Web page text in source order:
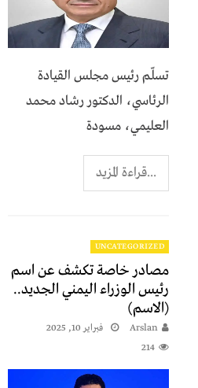
تسلّم رئيس مجلس القيادة
الرئاسي، الدكتور رشاد محمد
العليمي، مسودة
...قراءة المزيد
UNCATEGORIZED
مصادر خاصة تكشف عن اسم
رئيس الوزراء اليمني الجديد..
(الاسم)
Arslan
فبراير 10, 2025
214